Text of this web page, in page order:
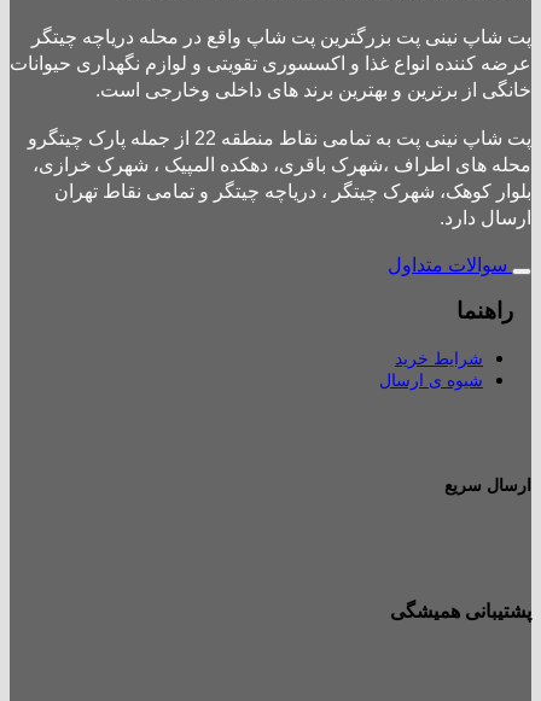
پت شاپ نینی پت بزرگترین پت شاپ واقع در محله دریاچه چیتگر
عرضه کننده انواع غذا و اکسسوری تقویتی و لوازم نگهداری حیوانات
خانگی از برترین و بهترین برند های داخلی وخارجی است.
پت شاپ نینی پت به تمامی نقاط منطقه 22 از جمله پارک چیتگرو
محله های اطراف ،شهرک باقری، دهکده المپیک ، شهرک خرازی،
بلوار کوهک، شهرک چیتگر ، دریاچه چیتگر و تمامی نقاط تهران
ارسال دارد.
سوالات متداول
راهنما
شرایط خرید
شیوه ی ارسال
ارسال سریع
پشتیبانی همیشگی